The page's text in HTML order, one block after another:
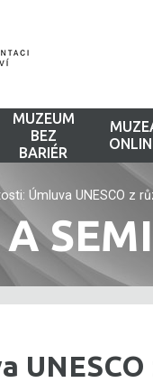
MUZEUM
BEZ
BARIÉR
Úmluva UNESCO z
UNESCO